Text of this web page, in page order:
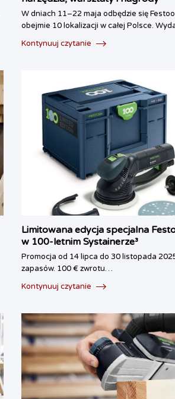
W dniach 11–22 maja odbędzie się
obejmie 10 lokalizacji w całej Polsce.
Kontynuuj czytanie
Limitowana edycja specjalna
w 100-letnim Systainerze³
Promocja od 14 lipca do 30 listopada
zapasów. 100 € zwrotu…
Kontynuuj czytanie